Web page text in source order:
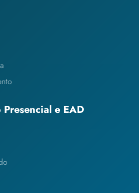
Presencial e EAD